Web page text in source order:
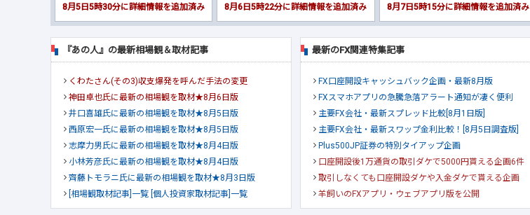
8月5日5時30分に詳細情報を追加済み
8月6日5時22分に詳細情報を追加済み
8月7日5時15分に詳細情報を追加済み
『あの人』の最新相場観＆取材記事
くわたさん(その3)収支爆発を呼んだ手法の変更
神田卓也氏に最新の相場観を取材★8月6日版
井口喜雄氏に最新の相場観を取材★8月5日版
西原宏一氏に最新の相場観を取材★8月5日版
志摩力男氏に最新の相場観を取材★8月4日版
小林芳彦氏に最新の相場観を取材★8月4日版
齊藤トモラニ氏に最新の相場観を取材★8月3日版
[相場観取材記事]一覧 [個人投資家取材記事]一覧
最新のFX関連特集記事
FX口座開設キャッシュバック企画・最新8月版
FXスマホアプリの急騰急落アラート通知が凄く便利
主要FX会社・最新スプレッド比較[8月1日版]
主要FX会社・最新スワップ金利比較！[8月5日調査版]
Plus500JP証券の特別タイアップ企画
口座開設後1万通貨の取引ダケで5000円貰える企画6件
取引しなくても口座開設ダケや入金ダケで貰える企画
羊飼いのFXアプリ・ウェブアプリ版を公開